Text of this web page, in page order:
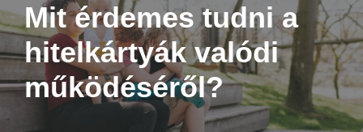
Mit érdemes tudni a
hitelkártyák valódi
működéséről?